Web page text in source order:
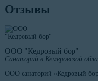
Отзывы
ООО "Кедровый бор"
Санаторий в Кемеровской
ООО санаторий «Кедровый